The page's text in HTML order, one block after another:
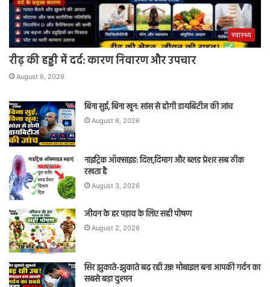
स्वास्थ्य
रीढ़ की हड्डी में दर्द: कारण निवारण और उपचार
August 6, 2026
बिना सुई, बिना खून: सांस से होगी डायबिटीज की जांच
August 6, 2026
नाइट्रिक ऑक्साइड: दिल,दिमाग और ब्लड प्रेशर सब ठीक
रखता है
August 3, 2026
जीवन के हर पड़ाव के लिए सही पोषण
August 2, 2026
सिर झुकाते-झुकाते बढ़ रही उम्र! मोबाइल बना आपकी गर्दन का
सबसे बड़ा दुश्मन